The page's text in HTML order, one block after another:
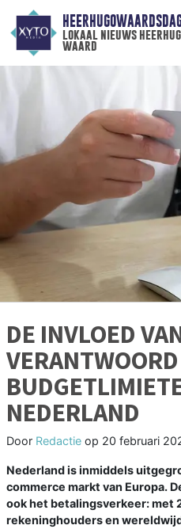
lokaal nieuws
waard
DE INVLOED
NEDERLAND
Door Redactie op 20 februari
Nederland is inmiddels
commerce markt van Europa.
ook het betalingsverkeer: met
rekeninghouders en